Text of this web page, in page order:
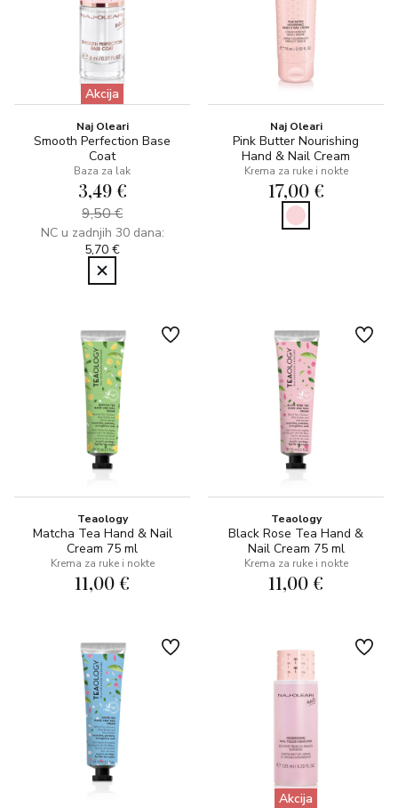
Akcija
Naj Oleari
Smooth Perfection Base
Coat
Baza za lak
3,49 €
9,50 €
NC u zadnjih 30 dana:
5,70 €
Naj Oleari
Pink Butter Nourishing
Hand & Nail Cream
Krema za ruke i nokte
17,00 €
Teaology
Matcha Tea Hand & Nail
Cream 75 ml
Krema za ruke i nokte
11,00 €
Teaology
Black Rose Tea Hand &
Nail Cream 75 ml
Krema za ruke i nokte
11,00 €
Akcija